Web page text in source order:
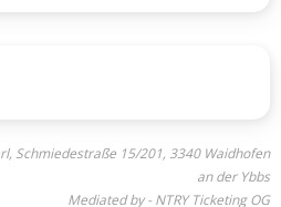
Schmiedestraße 15/201, 3340 Waidhofen
an der Ybbs
Mediated by - NTRY Ticketing OG